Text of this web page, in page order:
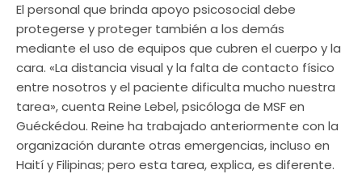
El personal que brinda apoyo psicosocial debe
protegerse y proteger también a los demás
mediante el uso de equipos que cubren el cuerpo y la
cara. «La distancia visual y la falta de contacto físico
entre nosotros y el paciente dificulta mucho nuestra
tarea», cuenta Reine Lebel, psicóloga de MSF en
Guéckédou. Reine ha trabajado anteriormente con la
organización durante otras emergencias, incluso en
Haití y Filipinas; pero esta tarea, explica, es diferente.